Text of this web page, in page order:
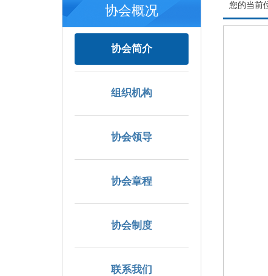
协会概况
协会简介
组织机构
协会领导
协会章程
协会制度
联系我们
您的当前